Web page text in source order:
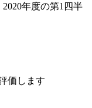
年度の第1四半
価します